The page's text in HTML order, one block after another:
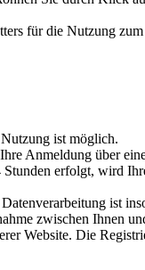
für die Nutzung
ist möglich.
Anmeldung über
erfolgt, wird
ist
zwischen Ihnen
Website. Die